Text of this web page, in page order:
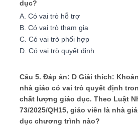
dục?
A. Có vai trò hỗ trợ
B. Có vai trò tham gia
C. Có vai trò phối hợp
D. Có vai trò quyết định
Câu 5. Đáp án: D Giải thích:
nhà giáo có vai trò quyết định
chất lượng giáo dục. Theo Luật
73/2025/QH15, giáo viên là nhà
dục chương trình nào?